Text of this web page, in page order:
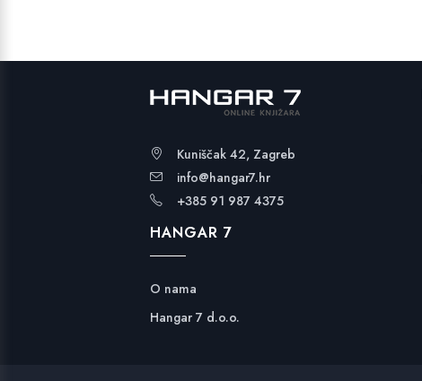
Kuniščak 42, Zagreb
info@hangar7.hr
+385 91 987 4375
HANGAR 7
O nama
Hangar 7 d.o.o.